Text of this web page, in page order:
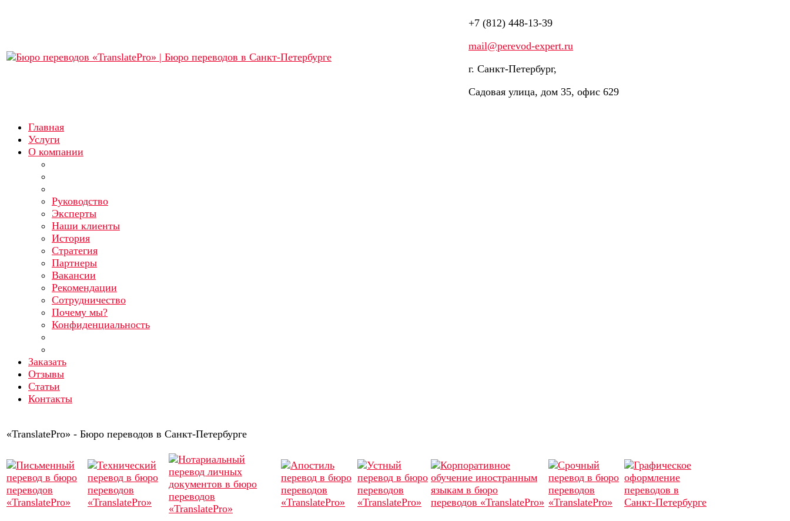
+7 (812) 448-13-39
mail@perevod-expert.ru
г. Санкт-Петербург,
Садовая улица, дом 35, офис 629
Главная
Услуги
О компании
Руководство
Эксперты
Наши клиенты
История
Стратегия
Партнеры
Вакансии
Рекомендации
Сотрудничество
Почему мы?
Конфиденциальность
Заказать
Отзывы
Статьи
Контакты
«TranslatePro» - Бюро переводов в Санкт-Петербурге